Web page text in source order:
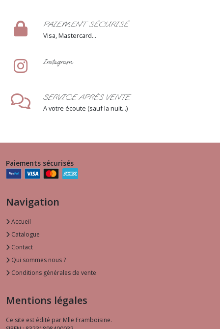
PAIEMENT SÉCURISÉ
Visa, Mastercard...
Instagram
SERVICE APRÈS VENTE
A votre écoute (sauf la nuit...)
Paiements sécurisés
Navigation
Accueil
Catalogue
Contact
Qui sommes nous ?
Conditions générales de vente
Mentions légales
Ce site est édité par Mlle Framboisine.